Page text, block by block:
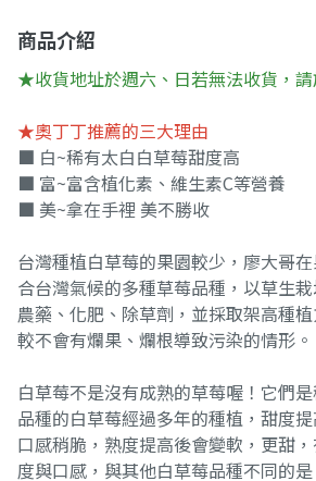
商品介紹
★收貨地址於週六、日若無法收貨，請
★奧丁丁推薦的三大理由
■ 白~稀有太白白草莓甜度高
■ 富~富含植化素、維生素C等營養
■ 美~拿在手裡 美不勝收
台灣種植白草莓的果園較少，廖大哥
合台灣氣候的多種草莓品種，以草生
農藥、化肥、除草劑，並採取架高種
較不會有爛果、爛根導致污染的情形。
白草莓不是沒有成熟的草莓喔！它們
品種的白草莓經過多年的種植，甜度
口感稍脆，熟度提高後會變軟，更甜
度與口感，與其他白草莓品種不同的